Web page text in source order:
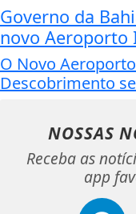
Governo da
novo Aeroporto
O Novo
Descobrimento
NOSSAS
Receba as
app